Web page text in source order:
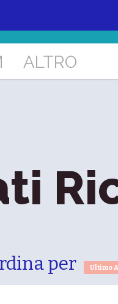
ALTRO
per Ultimo